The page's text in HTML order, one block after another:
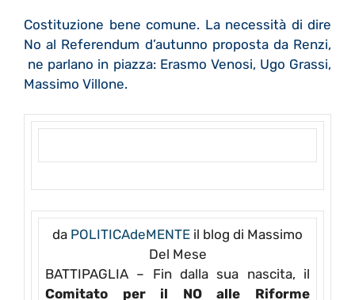
Costituzione bene comune. La necessità di dire
No al Referendum d’autunno proposta da Renzi,
ne parlano in piazza: Erasmo Venosi, Ugo Grassi,
Massimo Villone.
da POLITICAdeMENTE il blog di Massimo
Del Mese
BATTIPAGLIA – Fin dalla sua nascita, il
Comitato per il NO alle Riforme